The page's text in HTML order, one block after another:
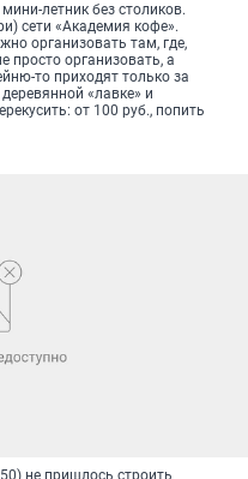
летник без столиков.
сети «Академия кофе».
организовать там, где,
просто организовать, а
то приходят только за
«лавке» и
от 100 руб., попить
не пришлось строить